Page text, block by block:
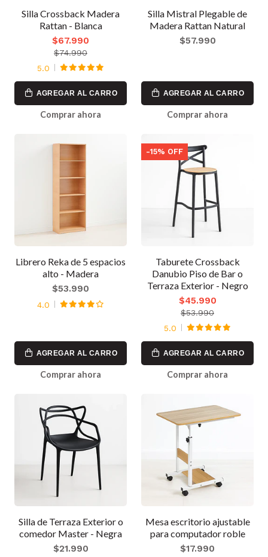
Silla Crossback Madera
Rattan - Blanca
$67.990
$74.990
5.0
AGREGAR AL CARRO
Comprar ahora
Silla Mistral Plegable de
Madera Rattan Natural
$57.990
AGREGAR AL CARRO
Comprar ahora
Librero Reka de 5 espacios
alto - Madera
$53.990
4.0
AGREGAR AL CARRO
Comprar ahora
-15% OFF
Taburete Crossback
Danubio Piso de Bar o
Terraza Exterior - Negro
$45.990
$53.990
5.0
AGREGAR AL CARRO
Comprar ahora
Silla de Terraza Exterior o
comedor Master - Negra
$21.990
Mesa escritorio ajustable
para computador roble
$17.990